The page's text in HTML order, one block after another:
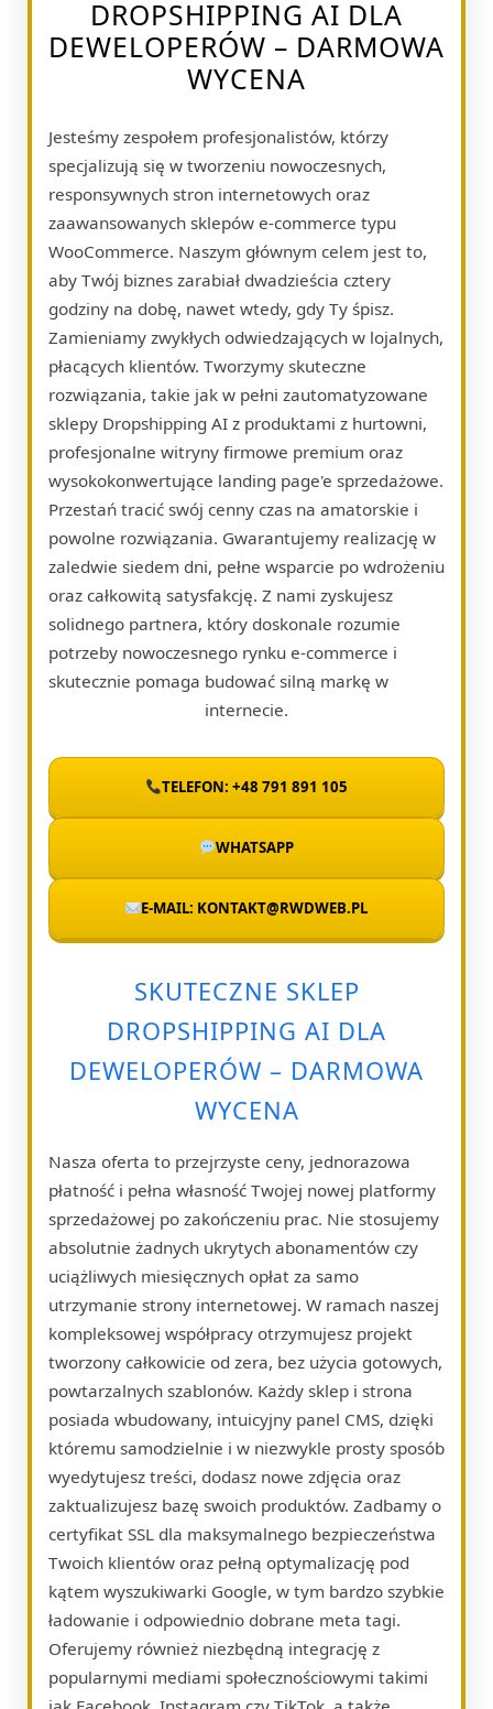
DROPSHIPPING AI DLA
DEWELOPERÓW – DARMOWA
WYCENA
Jesteśmy zespołem profesjonalistów, którzy
specjalizują się w tworzeniu nowoczesnych,
responsywnych stron internetowych oraz
zaawansowanych sklepów e-commerce typu
WooCommerce. Naszym głównym celem jest to,
aby Twój biznes zarabiał dwadzieścia cztery
godziny na dobę, nawet wtedy, gdy Ty śpisz.
Zamieniamy zwykłych odwiedzających w lojalnych,
płacących klientów. Tworzymy skuteczne
rozwiązania, takie jak w pełni zautomatyzowane
sklepy Dropshipping AI z produktami z hurtowni,
profesjonalne witryny firmowe premium oraz
wysokokonwertujące landing page'e sprzedażowe.
Przestań tracić swój cenny czas na amatorskie i
powolne rozwiązania. Gwarantujemy realizację w
zaledwie siedem dni, pełne wsparcie po wdrożeniu
oraz całkowitą satysfakcję. Z nami zyskujesz
solidnego partnera, który doskonale rozumie
potrzeby nowoczesnego rynku e-commerce i
skutecznie pomaga budować silną markę w
internecie.
TELEFON: +48 791 891 105
WHATSAPP
E-MAIL: KONTAKT@RWDWEB.PL
SKUTECZNE SKLEP
DROPSHIPPING AI DLA
DEWELOPERÓW – DARMOWA
WYCENA
Nasza oferta to przejrzyste ceny, jednorazowa
płatność i pełna własność Twojej nowej platformy
sprzedażowej po zakończeniu prac. Nie stosujemy
absolutnie żadnych ukrytych abonamentów czy
uciążliwych miesięcznych opłat za samo
utrzymanie strony internetowej. W ramach naszej
kompleksowej współpracy otrzymujesz projekt
tworzony całkowicie od zera, bez użycia gotowych,
powtarzalnych szablonów. Każdy sklep i strona
posiada wbudowany, intuicyjny panel CMS, dzięki
któremu samodzielnie i w niezwykle prosty sposób
wyedytujesz treści, dodasz nowe zdjęcia oraz
zaktualizujesz bazę swoich produktów. Zadbamy o
certyfikat SSL dla maksymalnego bezpieczeństwa
Twoich klientów oraz pełną optymalizację pod
kątem wyszukiwarki Google, w tym bardzo szybkie
ładowanie i odpowiednio dobrane meta tagi.
Oferujemy również niezbędną integrację z
popularnymi mediami społecznościowymi takimi